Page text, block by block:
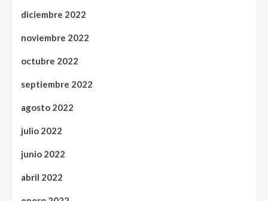
diciembre 2022
noviembre 2022
octubre 2022
septiembre 2022
agosto 2022
julio 2022
junio 2022
abril 2022